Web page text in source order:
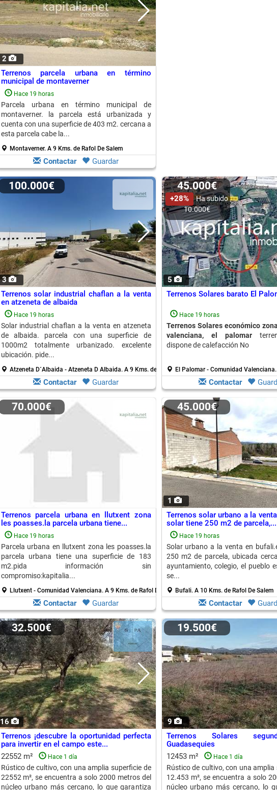
2
Terrenos parcela urbana en término
municipal de montaverner
Hace 19 horas
Parcela urbana en término municipal de
montaverner. la parcela está urbanizada y
cuenta con una superficie de 403 m2. cercana a
esta parcela cabe la...
Montaverner. A 9 Kms. de Rafol De Salem
Contactar Guardar
3
100.000€
Terrenos solar industrial chaflan a la venta
en atzeneta de albaida
Hace 19 horas
Solar industrial chaflan a la venta en atzeneta
de albaida. parcela con una superficie de
1000m2 totalmente urbanizado. excelente
ubicación. pide...
Atzeneta D´Albaida - Atzeneta D Albaida. A 9 Kms. de Rafol De Salem
Contactar Guardar
5
45.000€
+28%
Ha subido
10.000€
Terrenos Solares barato El
Hace 19 horas
Terrenos Solares económico
valenciana, el palomar
dispone de calefacción No
El Palomar - Comunidad Valenciana.
Contactar
70.000€
Terrenos parcela urbana en llutxent zona
les poasses.la parcela urbana tiene...
Hace 19 horas
Parcela urbana en llutxent zona les poasses.la
parcela urbana tiene una superficie de 183
m2.pida información sin
compromiso:kapitalia...
Llutxent - Comunidad Valenciana. A 9 Kms. de Rafol De Salem
Contactar Guardar
1
45.000€
Terrenos solar urbano a la
solar tiene 250 m2 de parcela,...
Hace 19 horas
Solar urbano a la venta en
250 m2 de parcela, ubicada
ayuntamiento, colegio, el pueblo
se...
Bufali. A 10 Kms. de Rafol De Salem
Contactar
16
32.500€
Terrenos ¡descubre la oportunidad perfecta
para invertir en el campo este...
22552 m²
Hace 1 día
Rústico de cultivo, con una amplia superficie de
22552 m², se encuentra a solo 2000 metros del
núcleo urbano más cercano, lo que garantiza
9
19.500€
Terrenos Solares
Guadasequies
12453 m²
Hace 1 día
Rústico de cultivo, con una amplia
12.453 m², se encuentra a solo
núcleo urbano más cercano, lo